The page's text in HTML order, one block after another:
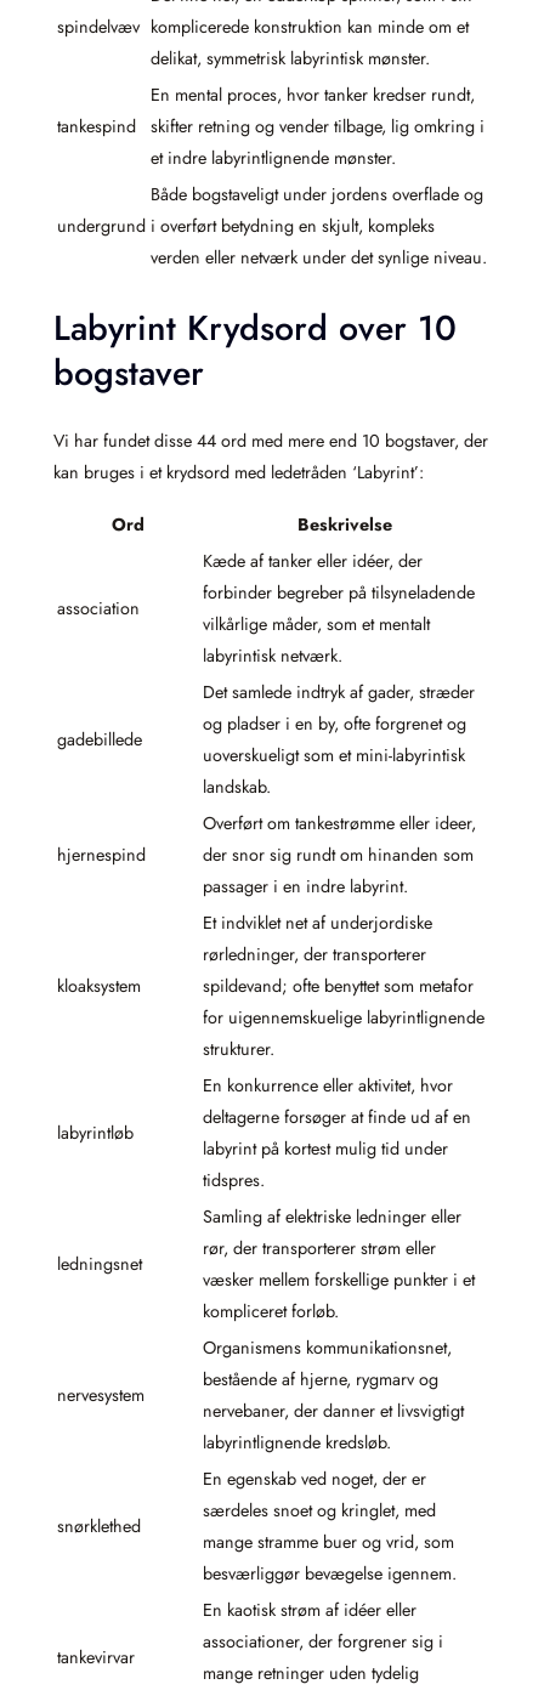
spindelvæv komplicerede konstruktion kan minde om et
delikat, symmetrisk labyrintisk mønster.
tankespind
En mental proces, hvor tanker kredser rundt,
skifter retning og vender tilbage, lig omkring i
et indre labyrintlignende mønster.
undergrund
Både bogstaveligt under jordens overflade og
i overført betydning en skjult, kompleks
verden eller netværk under det synlige niveau.
Labyrint Krydsord over 10
bogstaver
Vi har fundet disse 44 ord med mere end 10 bogstaver, der
kan bruges i et krydsord med ledetråden ‘Labyrint’:
Ord Beskrivelse
association
Kæde af tanker eller idéer, der
forbinder begreber på tilsyneladende
vilkårlige måder, som et mentalt
labyrintisk netværk.
gadebillede
Det samlede indtryk af gader, stræder
og pladser i en by, ofte forgrenet og
uoverskueligt som et mini-labyrintisk
landskab.
hjernespind
Overført om tankestrømme eller ideer,
der snor sig rundt om hinanden som
passager i en indre labyrint.
kloaksystem
Et indviklet net af underjordiske
rørledninger, der transporterer
spildevand; ofte benyttet som metafor
for uigennemskuelige labyrintlignende
strukturer.
labyrintløb
En konkurrence eller aktivitet, hvor
deltagerne forsøger at finde ud af en
labyrint på kortest mulig tid under
tidspres.
ledningsnet
Samling af elektriske ledninger eller
rør, der transporterer strøm eller
væsker mellem forskellige punkter i et
kompliceret forløb.
nervesystem
Organismens kommunikationsnet,
bestående af hjerne, rygmarv og
nervebaner, der danner et livsvigtigt
labyrintlignende kredsløb.
snørklethed
En egenskab ved noget, der er
særdeles snoet og kringlet, med
mange stramme buer og vrid, som
besværliggør bevægelse igennem.
tankevirvar
En kaotisk strøm af idéer eller
associationer, der forgrener sig i
mange retninger uden tydelig